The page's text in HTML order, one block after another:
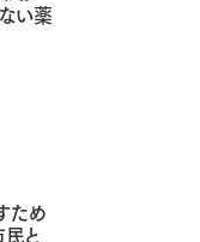
い薬
ため
と